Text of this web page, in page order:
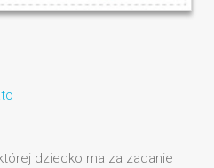
dziecko ma za zadanie